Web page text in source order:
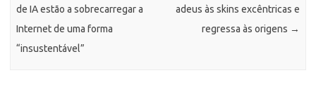
de IA estão a sobrecarregar a
Internet de uma forma
“insustentável”
adeus às skins excêntricas e
regressa às origens →